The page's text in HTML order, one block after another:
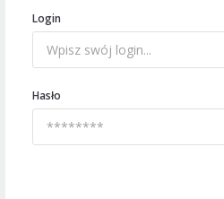
Login
Hasło